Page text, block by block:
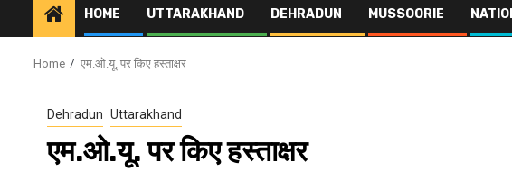
HOME UTTARAKHAND DEHRADUN MUSSOORIE
Home एम.ओ.यू. पर किए हस्ताक्षर
Dehradun Uttarakhand
एम.ओ.यू. पर किए हस्ताक्षर